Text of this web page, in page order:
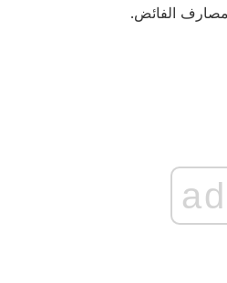
مصارف الفائض.
ad